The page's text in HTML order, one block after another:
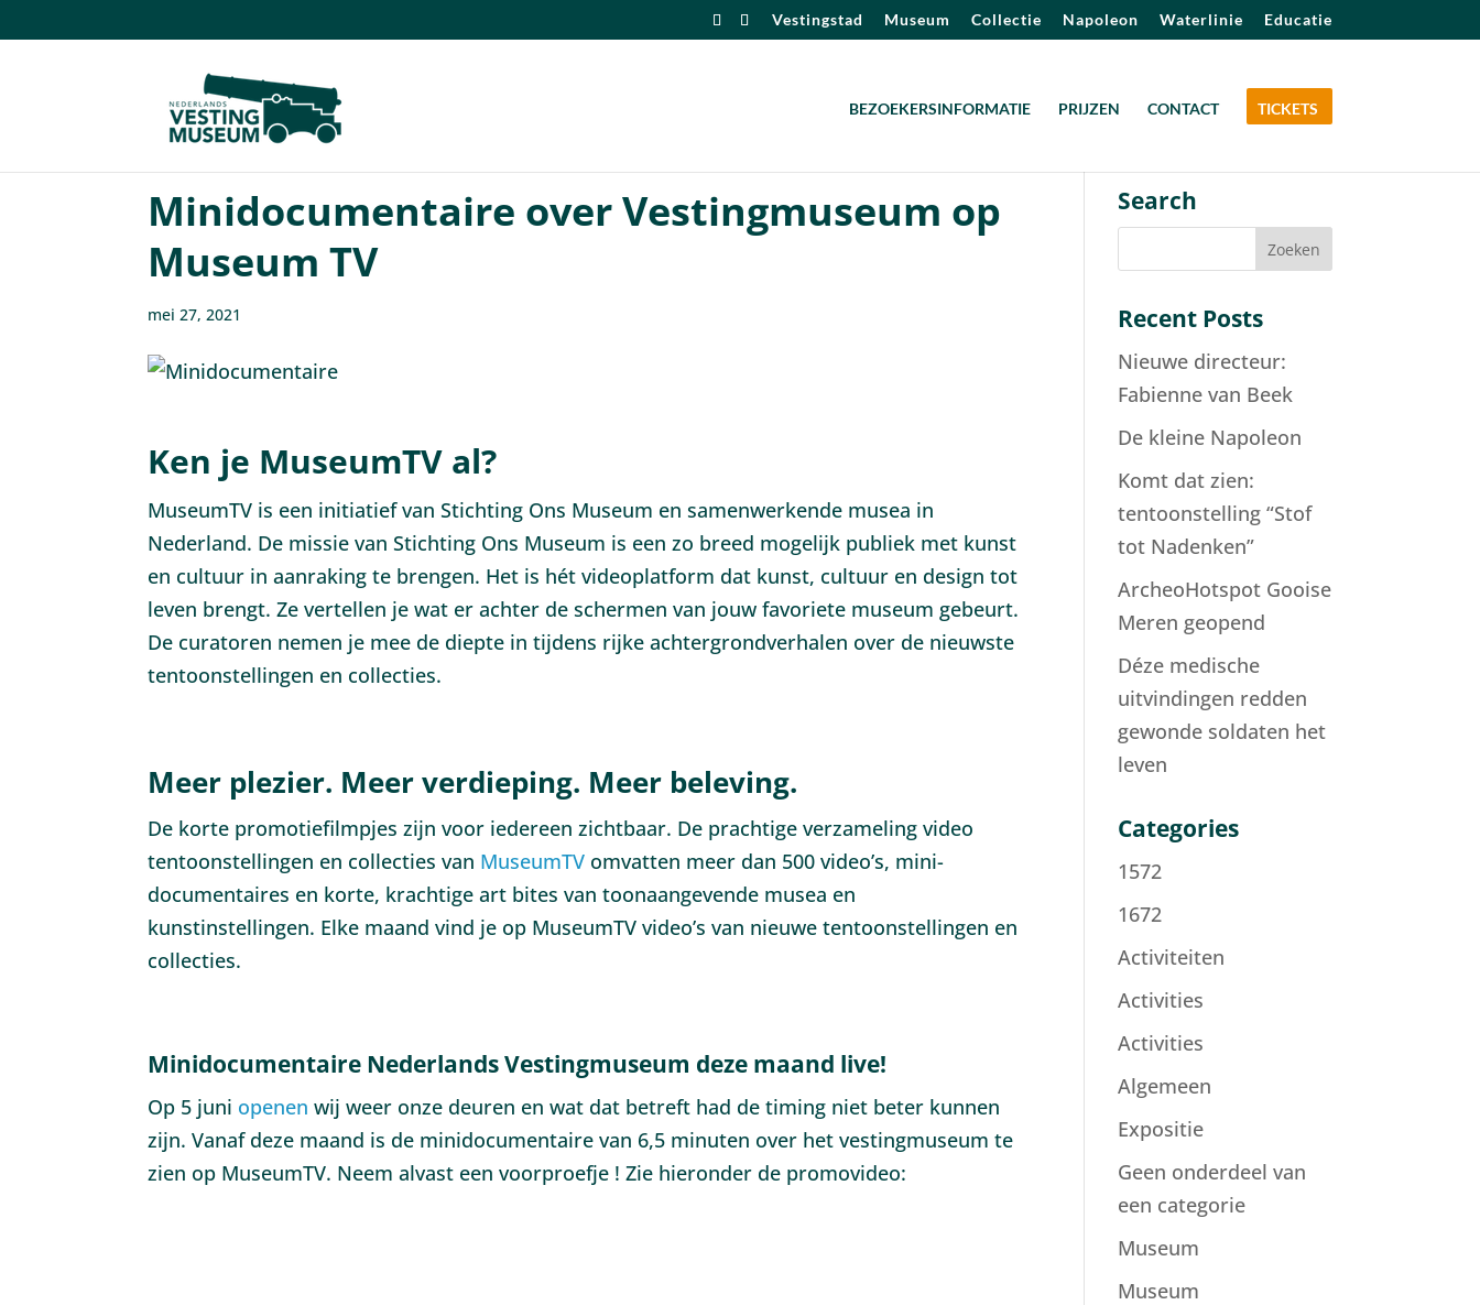
Vestingstad Museum Collectie Napoleon Waterlinie Educatie
BEZOEKERSINFORMATIE PRIJZEN CONTACT TICKETS
Minidocumentaire over Vestingmuseum op
Museum TV
mei 27, 2021
Ken je MuseumTV al?
MuseumTV is een initiatief van Stichting Ons Museum en samenwerkende musea in
Nederland. De missie van Stichting Ons Museum is een zo breed mogelijk publiek met kunst
en cultuur in aanraking te brengen. Het is hét videoplatform dat kunst, cultuur en design tot
leven brengt. Ze vertellen je wat er achter de schermen van jouw favoriete museum gebeurt.
De curatoren nemen je mee de diepte in tijdens rijke achtergrondverhalen over de nieuwste
tentoonstellingen en collecties.
Meer plezier. Meer verdieping. Meer beleving.
De korte promotiefilmpjes zijn voor iedereen zichtbaar. De prachtige verzameling video
tentoonstellingen en collecties van MuseumTV omvatten meer dan 500 video’s, mini-
documentaires en korte, krachtige art bites van toonaangevende musea en
kunstinstellingen. Elke maand vind je op MuseumTV video’s van nieuwe tentoonstellingen en
collecties.
Minidocumentaire Nederlands Vestingmuseum deze maand live!
Op 5 juni openen wij weer onze deuren en wat dat betreft had de timing niet beter kunnen
zijn. Vanaf deze maand is de minidocumentaire van 6,5 minuten over het vestingmuseum te
zien op MuseumTV. Neem alvast een voorproefje ! Zie hieronder de promovideo:
Search
Recent Posts
Nieuwe directeur:
Fabienne van Beek
De kleine Napoleon
Komt dat zien:
tentoonstelling “Stof
tot Nadenken”
ArcheoHotspot Gooise
Meren geopend
Déze medische
uitvindingen redden
gewonde soldaten het
leven
Categories
1572
1672
Activiteiten
Activities
Activities
Algemeen
Expositie
Geen onderdeel van
een categorie
Museum
Museum